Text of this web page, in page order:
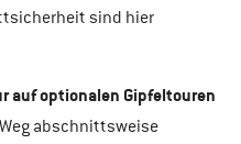
sind hier
auf optionalen Gipfeltouren
abschnittsweise